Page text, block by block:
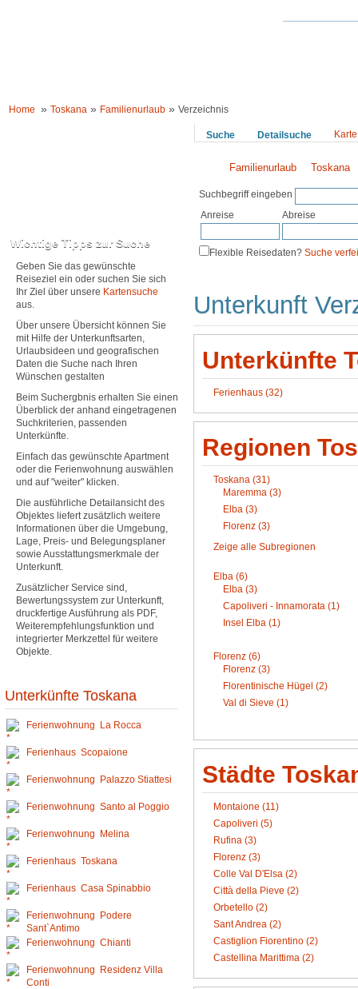
Home » Toskana » Familienurlaub » Verzeichnis
Wichtige Tipps zur Suche
Geben Sie das gewünschte
Reiseziel ein oder suchen Sie sich
Ihr Ziel über unsere Kartensuche
aus.
Über unsere Übersicht können Sie
mit Hilfe der Unterkunftsarten,
Urlaubsideen und geografischen
Daten die Suche nach Ihren
Wünschen gestalten
Beim Suchergbnis erhalten Sie einen
Überblick der anhand eingetragenen
Suchkriterien, passenden
Unterkünfte.
Einfach das gewünschte Apartment
oder die Ferienwohnung auswählen
und auf "weiter" klicken.
Die ausführliche Detailansicht des
Objektes liefert zusätzlich weitere
Informationen über die Umgebung,
Lage, Preis- und Belegungsplaner
sowie Ausstattungsmerkmale der
Unterkunft.
Zusätzlicher Service sind,
Bewertungssystem zur Unterkunft,
druckfertige Ausführung als PDF,
Weiterempfehlungsfunktion und
integrierter Merkzettel für weitere
Objekte.
Unterkünfte Toskana
Ferienwohnung La Rocca
Ferienhaus Scopaione
Ferienwohnung Palazzo Stiattesi
Ferienwohnung Santo al Poggio
Ferienwohnung Melina
Ferienhaus Toskana
Ferienhaus Casa Spinabbio
Ferienwohnung Podere
Sant`Antimo
Ferienwohnung Chianti
Ferienwohnung Residenz Villa
Conti
Suche Detailsuche Karte
Familienurlaub Toskana
Suchbegriff eingeben
Anreise
Abreise
Flexible Reisedaten? Suche
Unterkunft
Unterkünfte
Ferienhaus (32)
Regionen
Toskana (31)
Maremma (3)
Elba (3)
Florenz (3)
Zeige alle Subregionen
Elba (6)
Elba (3)
Capoliveri - Innamorata (1)
Insel Elba (1)
Florenz (6)
Florenz (3)
Florentinische Hügel (2)
Val di Sieve (1)
Städte
Montaione (11)
Capoliveri (5)
Rufina (3)
Florenz (3)
Colle Val D'Elsa (2)
Città della Pieve (2)
Orbetello (2)
Sant Andrea (2)
Castiglion Fiorentino (2)
Castellina Marittima (2)